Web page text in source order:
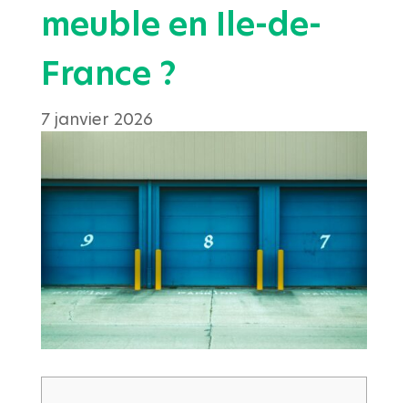
meuble en Ile-de-
France ?
7 janvier 2026